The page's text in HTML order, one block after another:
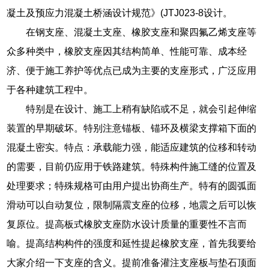
凝土及预应力混凝土桥涵设计规范》(JTJ023-8设计。
在钢支座、混凝土支座、橡胶支座和聚四氟乙烯支座等
众多种类中，橡胶支座因其结构简单、性能可靠、成本经
济、便于施工养护等优点已成为主要的支座形式，广泛应用
于各种建筑工程中。
特别是在设计、施工上稍有缺陷或不足，就会引起伸缩
装置的早期破坏。特别注意锚板、锚环及横梁支撑箱下面的
混凝土密实。特点：承载能力强，能适应建筑的位移和转动
的需要，目前仍应用于铁路建筑。特殊构件施工缝的位置及
处理要求；特殊规格可由用户提出协商生产。特有的圆弧面
滑动可以自动复位，限制隔震支座的位移，地震之后可以恢
复原位。提高板式橡胶支座防水设计质量的重要性不言而
喻。提高结构构件的强度和延性提起橡胶支座，首先我要给
大家介绍一下支座的含义。提前准备灌注支座板与垫石顶面